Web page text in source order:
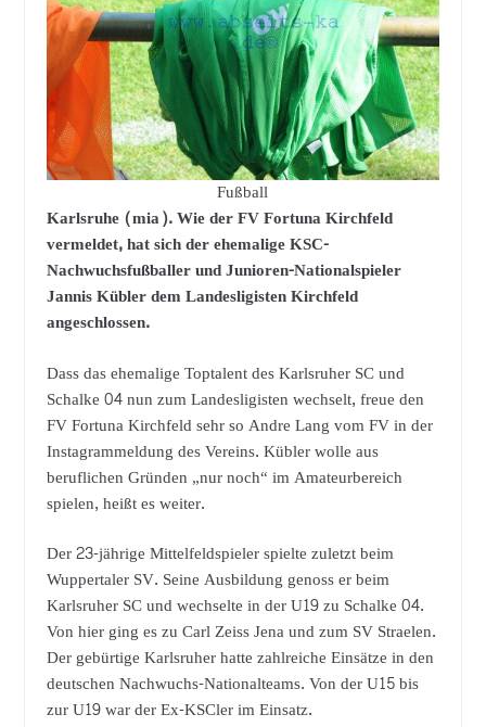
Fußball
Karlsruhe (mia). Wie der FV Fortuna Kirchfeld
vermeldet, hat sich der ehemalige KSC-
Nachwuchsfußballer und Junioren-Nationalspieler
Jannis Kübler dem Landesligisten Kirchfeld
angeschlossen.
Dass das ehemalige Toptalent des Karlsruher SC und
Schalke 04 nun zum Landesligisten wechselt, freue den
FV Fortuna Kirchfeld sehr so Andre Lang vom FV in der
Instagrammeldung des Vereins. Kübler wolle aus
beruflichen Gründen „nur noch“ im Amateurbereich
spielen, heißt es weiter.
Der 23-jährige Mittelfeldspieler spielte zuletzt beim
Wuppertaler SV. Seine Ausbildung genoss er beim
Karlsruher SC und wechselte in der U19 zu Schalke 04.
Von hier ging es zu Carl Zeiss Jena und zum SV Straelen.
Der gebürtige Karlsruher hatte zahlreiche Einsätze in den
deutschen Nachwuchs-Nationalteams. Von der U15 bis
zur U19 war der Ex-KSCler im Einsatz.